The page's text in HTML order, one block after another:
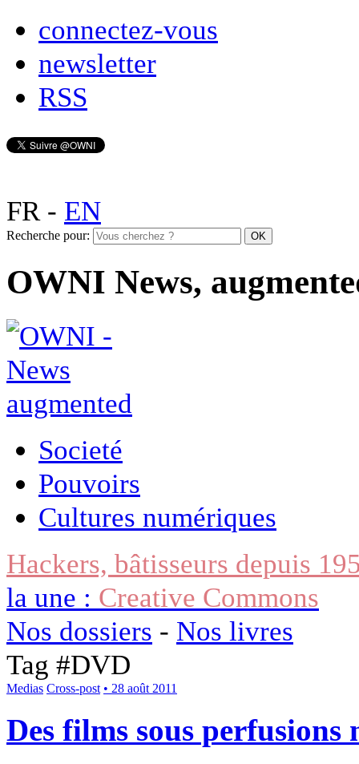
connectez-vous
newsletter
RSS
FR- EN
Recherche pour:
OWNI News,
Societé
Pouvoirs
Cultures numériques
Hackers, bâtisseurs depuis
la une : Creative Commons
Nos dossiers - Nos livres
Tag #DVD
Medias Cross-post • 28 août 2011
Des films sous perfusions